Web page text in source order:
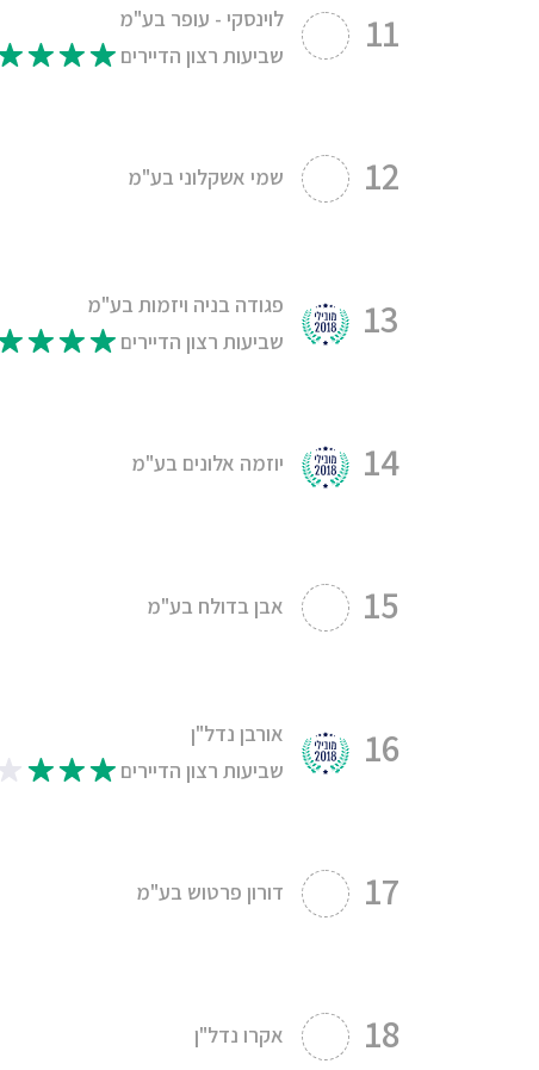
11
לוינסקי - עופר בע"מ
שביעות רצון הדיירים
12 שמי אשקלוני בע"מ
13
פגודה בניה ויזמות בע"מ
שביעות רצון הדיירים
14 יוזמה אלונים בע"מ
15 אבן בדולח בע"מ
16
אורבן נדל"ן
שביעות רצון הדיירים
17 דורון פרטוש בע"מ
18 אקרו נדל"ן